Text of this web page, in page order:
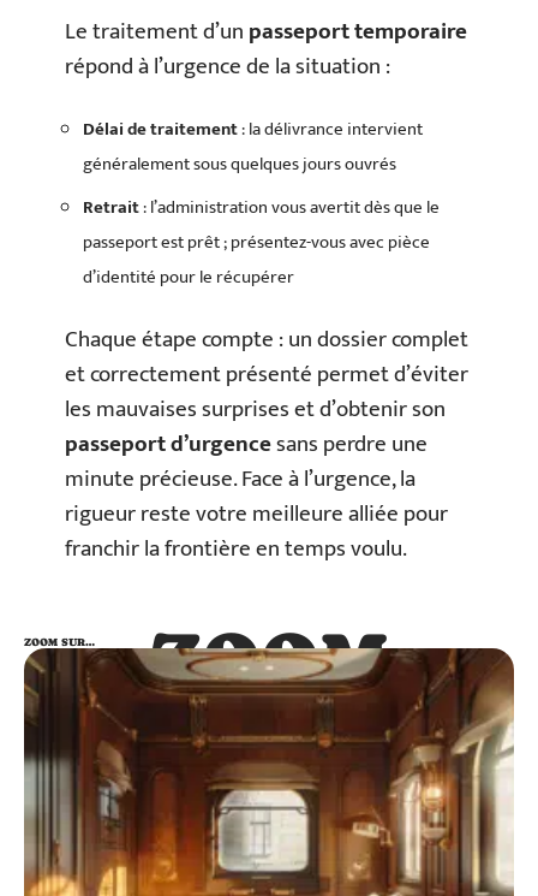
Le traitement d’unpasseport temporaire
répond à l’urgence de la situation :
Délai de traitement: la délivrance intervient
généralement sous quelques jours ouvrés
Retrait: l’administration vous avertit dès que le
passeport est prêt ; présentez-vous avec pièce
d’identité pour le récupérer
Chaque étape compte : un dossier complet
et correctement présenté permet d’éviter
les mauvaises surprises et d’obtenir son
passeport d’urgencesans perdre une
minute précieuse. Face à l’urgence, la
rigueur reste votre meilleure alliée pour
franchir la frontière en temps voulu.
ZOOM
SUR…
ZOOM SUR…